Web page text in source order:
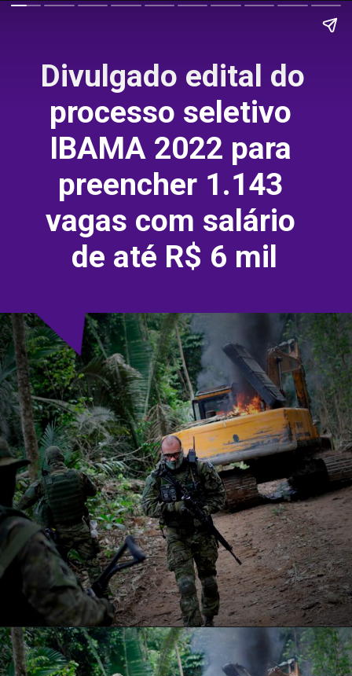
Divulgado edital do
processo seletivo
IBAMA 2022 para
preencher 1.143
vagas com salário
de até R$ 6 mil